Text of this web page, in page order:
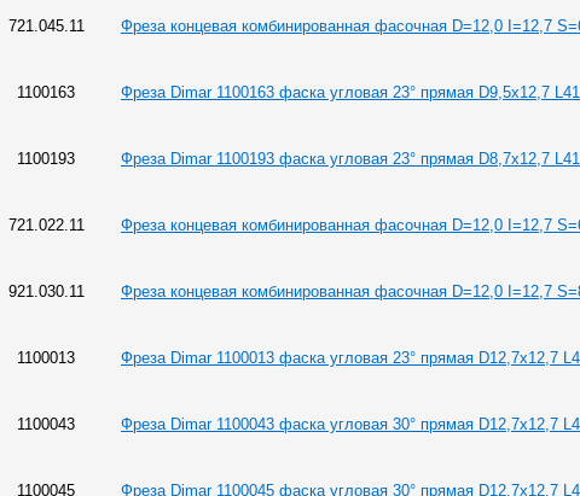
721.045.11 Фреза концевая комбинированная фасочная D=12,0 I=12,7
1100163 Фреза Dimar 1100163 фаска угловая 23° прямая D9,5x12,7
1100193 Фреза Dimar 1100193 фаска угловая 23° прямая D8,7x12,7
721.022.11 Фреза концевая комбинированная фасочная D=12,0 I=12,7
921.030.11 Фреза концевая комбинированная фасочная D=12,0 I=12,7
1100013 Фреза Dimar 1100013 фаска угловая 23° прямая D12,7x12,7
1100043 Фреза Dimar 1100043 фаска угловая 30° прямая D12,7x12,7
1100045 Фреза Dimar 1100045 фаска угловая 30° прямая D12,7x12,7